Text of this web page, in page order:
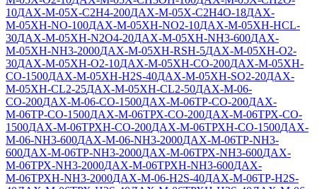
10ДАХ-М-05Х-C2H4-200ДАХ-М-05Х-C2H4O-18ДАХ-
М-05ХН-NO-100ДАХ-М-05ХН-NO2-10ДАХ-М-05ХН-HCL-
30ДАХ-М-05ХН-N2O4-20ДАХ-М-05ХН-NH3-600ДАХ-
М-05ХН-NH3-2000ДАХ-М-05ХН-RSH-5ДАХ-М-05ХН-O2-
30ДАХ-М-05ХН-O2-10ДАХ-М-05ХН-CO-200ДАХ-М-05ХН-
CO-1500ДАХ-М-05ХН-H2S-40ДАХ-М-05ХН-SO2-20ДАХ-
М-05ХН-CL2-25ДАХ-М-05ХН-CL2-50ДАХ-М-06-
СО-200ДАХ-М-06-СО-1500ДАХ-М-06ТР-CO-200ДАХ-
М-06ТР-CO-1500ДАХ-М-06ТРХ-CO-200ДАХ-М-06ТРХ-CO-
1500ДАХ-М-06ТРХН-CO-200ДАХ-М-06ТРХН-CO-1500ДАХ-
М-06-NH3-600ДАХ-М-06-NH3-2000ДАХ-М-06ТР-NH3-
600ДАХ-М-06ТР-NH3-2000ДАХ-М-06ТРХ-NH3-600ДАХ-
М-06ТРХ-NH3-2000ДАХ-М-06ТРХН-NH3-600ДАХ-
М-06ТРХН-NH3-2000ДАХ-М-06-Н2S-40ДАХ-М-06ТР-Н2S-